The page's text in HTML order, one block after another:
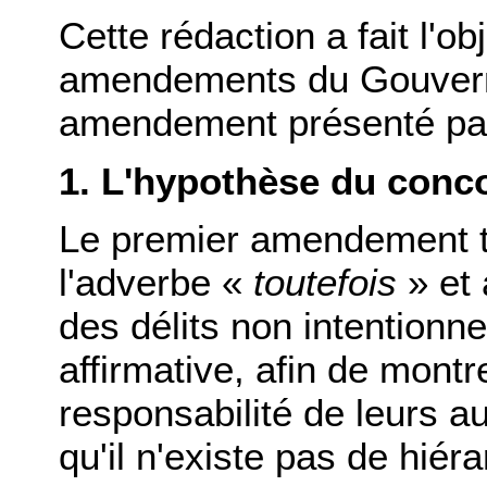
Cette rédaction a fait
amendements du
amendement présenté
1. L'hypothèse du
Le premier
l'adverbe « toutefois » et
des délits non
affirmative, afin de
responsabilité de leurs
qu'il n'existe pas de